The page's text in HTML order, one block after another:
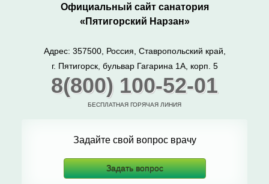
Задайте свой вопрос врачу
Задать вопрос
Официальный сайт санатория
«Пятигорский Нарзан»
Адрес: 357500, Россия, Ставропольский край,
г. Пятигорск, бульвар Гагарина 1А, корп. 5
8(800) 100-52-01
БЕСПЛАТНАЯ ГОРЯЧАЯ ЛИНИЯ